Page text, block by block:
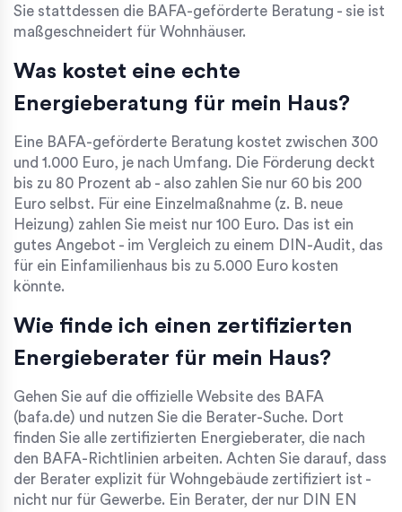
Sie stattdessen die BAFA-geförderte Beratung - sie ist
maßgeschneidert für Wohnhäuser.
Was kostet eine echte
Energieberatung für mein Haus?
Eine BAFA-geförderte Beratung kostet zwischen 300
und 1.000 Euro, je nach Umfang. Die Förderung deckt
bis zu 80 Prozent ab - also zahlen Sie nur 60 bis 200
Euro selbst. Für eine Einzelmaßnahme (z. B. neue
Heizung) zahlen Sie meist nur 100 Euro. Das ist ein
gutes Angebot - im Vergleich zu einem DIN-Audit, das
für ein Einfamilienhaus bis zu 5.000 Euro kosten
könnte.
Wie finde ich einen zertifizierten
Energieberater für mein Haus?
Gehen Sie auf die offizielle Website des BAFA
(bafa.de) und nutzen Sie die Berater-Suche. Dort
finden Sie alle zertifizierten Energieberater, die nach
den BAFA-Richtlinien arbeiten. Achten Sie darauf, dass
der Berater explizit für Wohngebäude zertifiziert ist -
nicht nur für Gewerbe. Ein Berater, der nur DIN EN